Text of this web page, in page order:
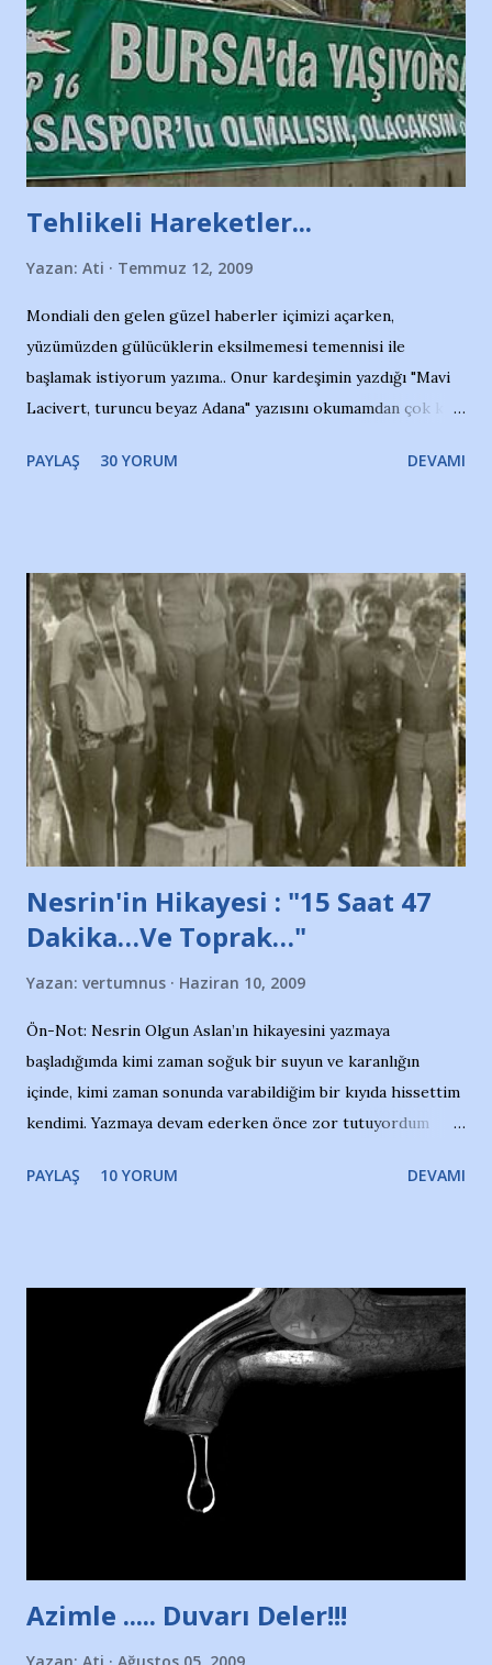
Tehlikeli Hareketler...
Yazan: Ati Temmuz 12, 2009
Mondiali den gelen güzel haberler içimizi açarken,
yüzümüzden gülücüklerin eksilmemesi temennisi ile
başlamak istiyorum yazıma.. Onur kardeşimin yazdığı "Mavi
Lacivert, turuncu beyaz Adana" yazısını okumamdan çok kısa
irkildim.. "Bursasporlu taraftarlar, İstanbul takımlarının
ve ürünlerini Bursa şehrinde görmek istemediklerini bir
protesto eylemiyle açıkladıklarını bildiriyordu.. Bu grup
adına açıklama yapan şahsı muhterem(!) ''Açık ve net olarak
söylüyoruz. Bu son uyarımızdır. Bunun yanısıra, bu takımlara
ait tanıtıcı ilanların asılmasına izin veren Bursa Büyükşehir
Belediyesi ile mağazaların bulunduğu alışveriş merkezlerini
de kınıyoruz'' diye de eklemiş .. Blogumuzda okuduğum bu
yazının hemen ardından bu habe...
PAYLAŞ 30 YORUM DEVAMI
Nesrin'in Hikayesi : "15 Saat 47
Dakika…Ve Toprak…"
Yazan: vertumnus Haziran 10, 2009
Ön-Not: Nesrin Olgun Aslan’ın hikayesini yazmaya
başladığımda kimi zaman soğuk bir suyun ve karanlığın
içinde, kimi zaman sonunda varabildiğim bir kıyıda hissettim
kendimi. Yazmaya devam ederken önce zor tutuyordum
Yazımı, ağlayarak bitirebildim ancak…Kendisinin web
Nesrin’in Hikayesi’ne başlıyorum… 1964 Adana Yüzme
havuzunun kenarında 7 yaşında kara kuru bir kız çocuğu
duruyor. Havuzun içinde Adana Demirspor Kulübü
yüzücüleri. Erkekler çoğunlukta. Küçük kız etrafına bakıyor.
Sadece 4 kız çocuğu var. Nesrin, Adana Demirspor’un 4
kızından biri oluyor o gün…Giriyor havuza. 1973 – 1975
Adana Nesrin, 16 yaşında. Yüzüyor. 7 yaşında girdiği
Türkiye 3.lüğü var. 17 yaşında mar...
PAYLAŞ 10 YORUM DEVAMI
Azimle ..... Duvarı Deler!!!